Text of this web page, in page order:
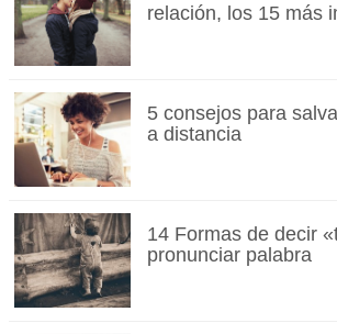
relación, los 15 más
5 consejos para
a distancia
14 Formas de decir
pronunciar palabra